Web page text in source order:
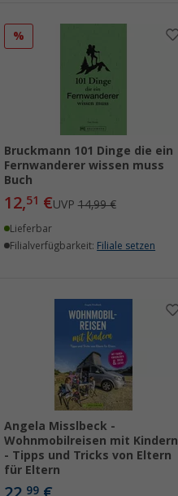
%
Bruckmann 101 Dinge die ein
Fernwanderer wissen muss
Buch
12,51 €UVP14,99 €
Lieferbar
Filialverfügbarkeit: Filiale setzen
Angela Misslbeck -
Wohnmobilreisen mit Kindern
- Tipps und Tricks von Eltern
für Eltern
99